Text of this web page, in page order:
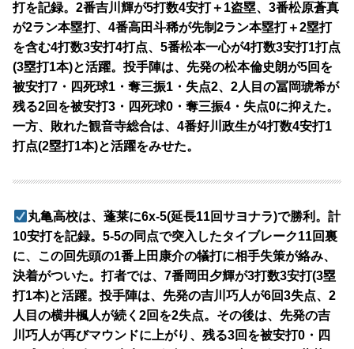
打を記録。2番吉川輝が5打数4安打＋1盗塁、3番松原蒼真
が2ラン本塁打、4番高田斗稀が先制2ラン本塁打＋2塁打
を含む4打数3安打4打点、5番松本一心が4打数3安打1打点
(3塁打1本)と活躍。投手陣は、先発の松本倫史朗が5回を
被安打7・四死球1・奪三振1・失点2、2人目の冨岡琥希が
残る2回を被安打3・四死球0・奪三振4・失点0に抑えた。
一方、敗れた観音寺総合は、4番好川政生が4打数4安打1
打点(2塁打1本)と活躍をみせた。
丸亀高校は、蓬莱に6x-5(延長11回サヨナラ)で勝利。計
10安打を記録。5-5の同点で突入したタイブレーク11回裏
に、この回先頭の1番上田康介の犠打に相手失策が絡み、
決着がついた。打者では、7番岡田夕輝が3打数3安打(3塁
打1本)と活躍。投手陣は、先発の吉川巧人が6回3失点、2
人目の横井楓人が続く2回を2失点。その後は、先発の吉
川巧人が再びマウンドに上がり、残る3回を被安打0・四